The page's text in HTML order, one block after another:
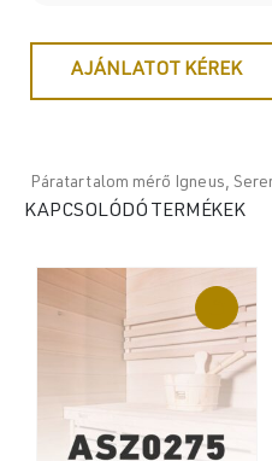
AJÁNLATOT KÉREK
Páratartalom mérő Igneus,
KAPCSOLÓDÓ TERMÉKEK